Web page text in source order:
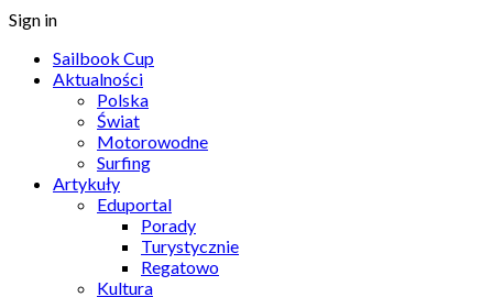
Sign in
Sailbook Cup
Aktualności
Polska
Świat
Motorowodne
Surfing
Artykuły
Eduportal
Porady
Turystycznie
Regatowo
Kultura